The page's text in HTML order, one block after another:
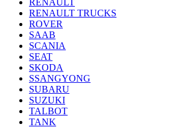
RENAULT
RENAULT TRUCKS
ROVER
SAAB
SCANIA
SEAT
SKODA
SSANGYONG
SUBARU
SUZUKI
TALBOT
TANK